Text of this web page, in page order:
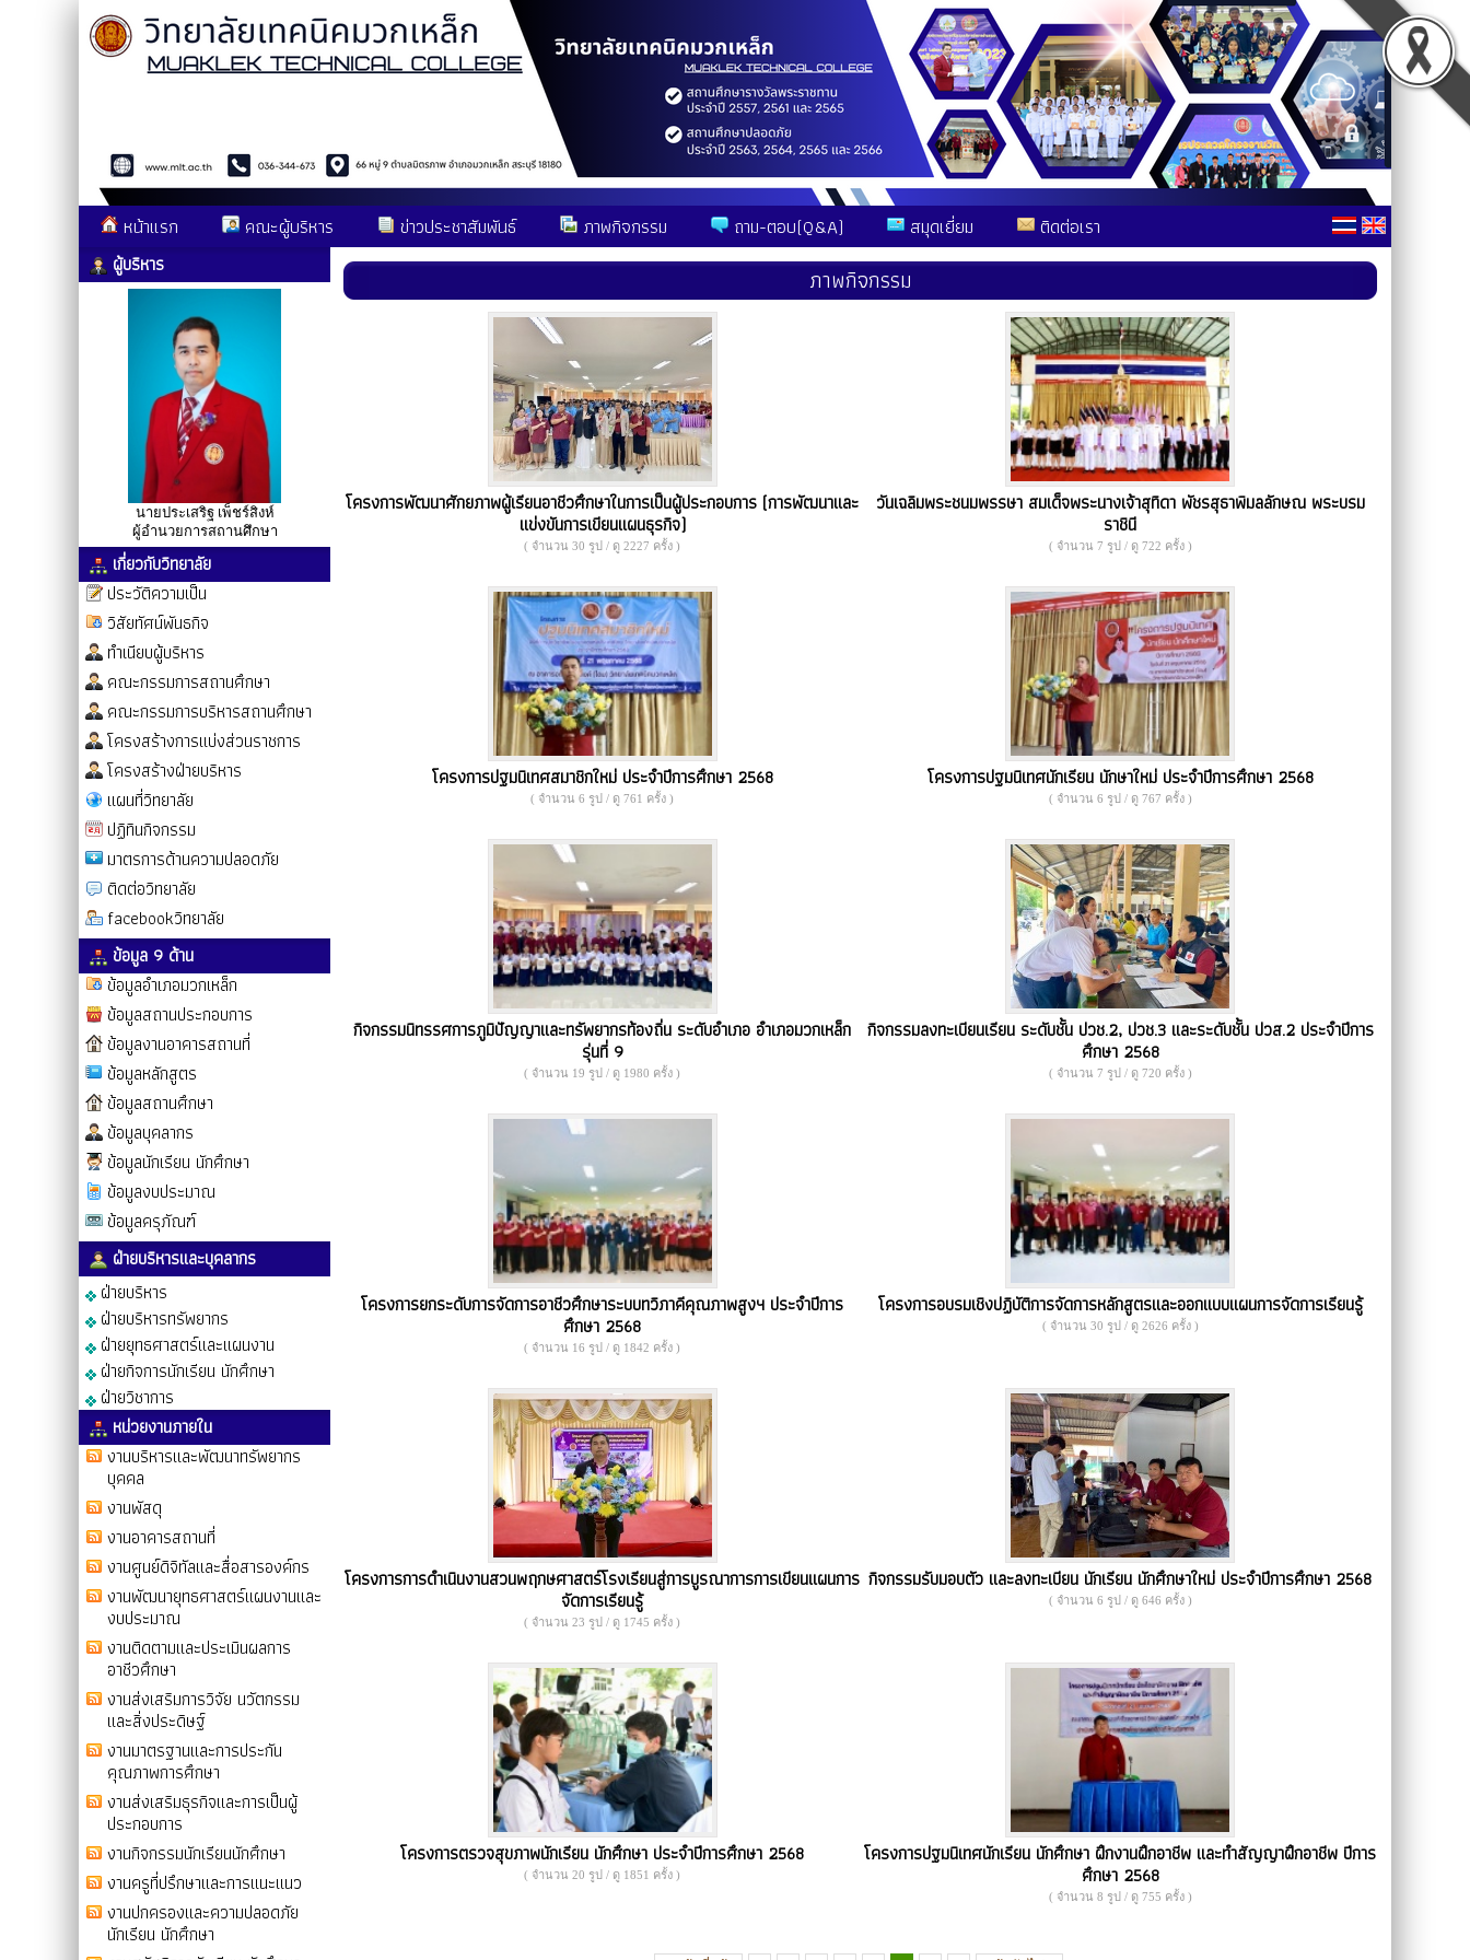
หน้าแรก คณะผู้บริหาร ข่าวประชาสัมพันธ์ ภาพกิจกรรม ถาม-ตอบ(Q&A) สมุดเยี่ยม ติดต่อเรา
ผู้บริหาร
นายประเสริฐ เพ็ชร์สิงห์
ผู้อำนวยการสถานศึกษา
เกี่ยวกับวิทยาลัย
ประวัติความเป็น
วิสัยทัศน์พันธกิจ
ทำเนียบผู้บริหาร
คณะกรรมการสถานศึกษา
คณะกรรมการบริหารสถานศึกษา
โครงสร้างการแบ่งส่วนราชการ
โครงสร้างฝ่ายบริหาร
แผนที่วิทยาลัย
ปฏิทินกิจกรรม
มาตรการด้านความปลอดภัย
ติดต่อวิทยาลัย
facebookวิทยาลัย
ข้อมูล 9 ด้าน
ข้อมูลอำเภอมวกเหล็ก
ข้อมูลสถานประกอบการ
ข้อมูลงานอาคารสถานที่
ข้อมูลหลักสูตร
ข้อมูลสถานศึกษา
ข้อมูลบุคลากร
ข้อมูลนักเรียน นักศึกษา
ข้อมูลงบประมาณ
ข้อมูลครุภัณฑ์
ฝ่ายบริหารและบุคลากร
ฝ่ายบริหาร
ฝ่ายบริหารทรัพยากร
ฝ่ายยุทธศาสตร์และแผนงาน
ฝ่ายกิจการนักเรียน นักศึกษา
ฝ่ายวิชาการ
หน่วยงานภายใน
งานบริหารและพัฒนาทรัพยากร
บุคคล
งานพัสดุ
งานอาคารสถานที่
งานศูนย์ดิจิทัลและสื่อสารองค์กร
งานพัฒนายุทธศาสตร์แผนงานและ
งบประมาณ
งานติดตามและประเมินผลการ
อาชีวศึกษา
งานส่งเสริมการวิจัย นวัตกรรม
และสิ่งประดิษฐ์
งานมาตรฐานและการประกัน
คุณภาพการศึกษา
งานส่งเสริมธุรกิจและการเป็นผู้
ประกอบการ
งานกิจกรรมนักเรียนนักศึกษา
งานครูที่ปรึกษาและการแนะแนว
งานปกครองและความปลอดภัย
นักเรียน นักศึกษา
ภาพกิจกรรม
โครงการพัฒนาศักยภาพผู้เรียนอาชีวศึกษาในการเป็นผู้ประกอบการ (การพัฒนาและ
แข่งขันการเขียนแผนธุรกิจ)
( จำนวน 30 รูป / ดู 2227 ครั้ง )
วันเฉลิมพระชนมพรรษา สมเด็จพระนางเจ้าสุทิดา พัชรสุธาพิมลลักษณ พระบรม
ราชินี
( จำนวน 7 รูป / ดู 722 ครั้ง )
โครงการปฐมนิเทศสมาชิกใหม่ ประจำปีการศึกษา 2568
( จำนวน 6 รูป / ดู 761 ครั้ง )
โครงการปฐมนิเทศนักเรียน นักษาใหม่ ประจำปีการศึกษา 2568
( จำนวน 6 รูป / ดู 767 ครั้ง )
กิจกรรมนิทรรศการภูมิปัญญาและทรัพยากรท้องถิ่น ระดับอำเภอ อำเภอมวกเหล็ก
รุ่นที่ 9
( จำนวน 19 รูป / ดู 1980 ครั้ง )
กิจกรรมลงทะเบียนเรียน ระดับชั้น ปวช.2, ปวช.3 และระดับชั้น ปวส.2 ประจำปีการ
ศึกษา 2568
( จำนวน 7 รูป / ดู 720 ครั้ง )
โครงการยกระดับการจัดการอาชีวศึกษาระบบทวิภาคีคุณภาพสูงฯ ประจำปีการ
ศึกษา 2568
( จำนวน 16 รูป / ดู 1842 ครั้ง )
โครงการอบรมเชิงปฏิบัติการจัดการหลักสูตรและออกแบบแผนการจัดการเรียนรู้
( จำนวน 30 รูป / ดู 2626 ครั้ง )
โครงการการดำเนินงานสวนพฤกษศาสตร์โรงเรียนสู่การบูรณาการการเขียนแผนการ
จัดการเรียนรู้
( จำนวน 23 รูป / ดู 1745 ครั้ง )
กิจกรรมรับมอบตัว และลงทะเบียน นักเรียน นักศึกษาใหม่ ประจำปีการศึกษา 2568
( จำนวน 6 รูป / ดู 646 ครั้ง )
โครงการตรวจสุขภาพนักเรียน นักศึกษา ประจำปีการศึกษา 2568
( จำนวน 20 รูป / ดู 1851 ครั้ง )
โครงการปฐมนิเทศนักเรียน นักศึกษา ฝึกงานฝึกอาชีพ และทำสัญญาฝึกอาชีพ ปีการ
ศึกษา 2568
( จำนวน 8 รูป / ดู 755 ครั้ง )